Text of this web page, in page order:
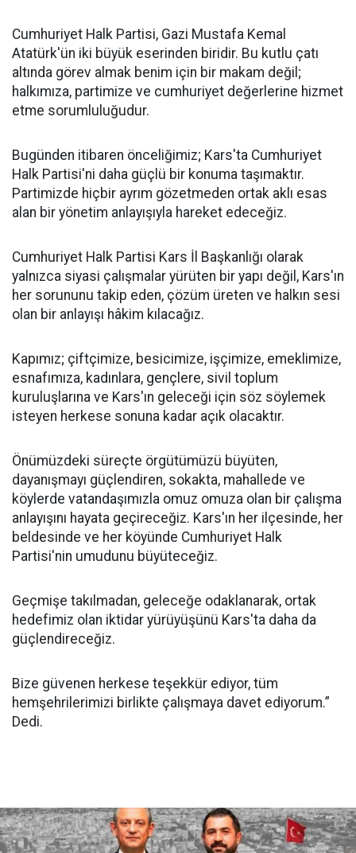
Cumhuriyet Halk Partisi, Gazi Mustafa Kemal
Atatürk'ün iki büyük eserinden biridir. Bu kutlu çatı
altında görev almak benim için bir makam değil;
halkımıza, partimize ve cumhuriyet değerlerine hizmet
etme sorumluluğudur.
Bugünden itibaren önceliğimiz; Kars'ta Cumhuriyet
Halk Partisi'ni daha güçlü bir konuma taşımaktır.
Partimizde hiçbir ayrım gözetmeden ortak aklı esas
alan bir yönetim anlayışıyla hareket edeceğiz.
Cumhuriyet Halk Partisi Kars İl Başkanlığı olarak
yalnızca siyasi çalışmalar yürüten bir yapı değil, Kars'ın
her sorununu takip eden, çözüm üreten ve halkın sesi
olan bir anlayışı hâkim kılacağız.
Kapımız; çiftçimize, besicimize, işçimize, emeklimize,
esnafımıza, kadınlara, gençlere, sivil toplum
kuruluşlarına ve Kars'ın geleceği için söz söylemek
isteyen herkese sonuna kadar açık olacaktır.
Önümüzdeki süreçte örgütümüzü büyüten,
dayanışmayı güçlendiren, sokakta, mahallede ve
köylerde vatandaşımızla omuz omuza olan bir çalışma
anlayışını hayata geçireceğiz. Kars'ın her ilçesinde, her
beldesinde ve her köyünde Cumhuriyet Halk
Partisi'nin umudunu büyüteceğiz.
Geçmişe takılmadan, geleceğe odaklanarak, ortak
hedefimiz olan iktidar yürüyüşünü Kars'ta daha da
güçlendireceğiz.
Bize güvenen herkese teşekkür ediyor, tüm
hemşehrilerimizi birlikte çalışmaya davet ediyorum.”
Dedi.